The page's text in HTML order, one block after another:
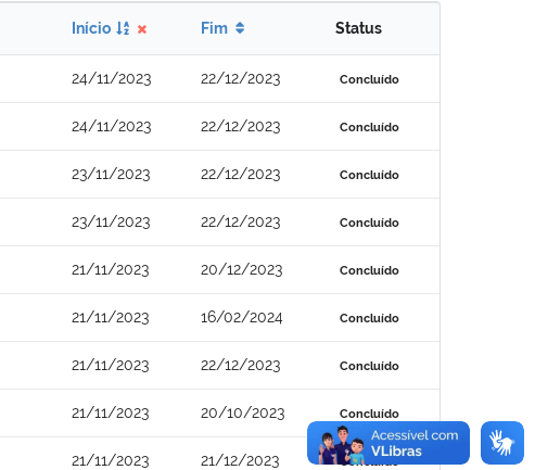
Início Fim Status
24/11/2023 22/12/2023 Concluído
24/11/2023 22/12/2023 Concluído
23/11/2023 22/12/2023 Concluído
23/11/2023 22/12/2023 Concluído
21/11/2023 20/12/2023 Concluído
21/11/2023 16/02/2024 Concluído
21/11/2023 22/12/2023 Concluído
21/11/2023 20/10/2023 Concluído
21/11/2023 21/12/2023 Concluído